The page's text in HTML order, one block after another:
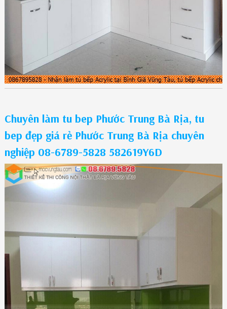
Chuyên làm tu bep Phước Trung Bà Rịa, tu
bep đẹp giá rẻ Phước Trung Bà Rịa chuyên
nghiệp 08-6789-5828 582619Y6D